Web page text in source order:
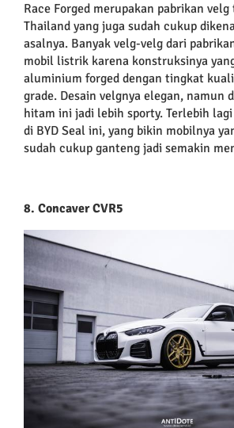
Race Forged merupakan pabrikan
Thailand yang juga sudah cukup
asalnya. Banyak velg-velg dari
mobil listrik karena konstruksinya
aluminium forged dengan tingkat
grade. Desain velgnya elegan, namun
hitam ini jadi lebih sporty. Terlebih
di BYD Seal ini, yang bikin mobilnya
sudah cukup ganteng jadi semakin
8. Concaver CVR5